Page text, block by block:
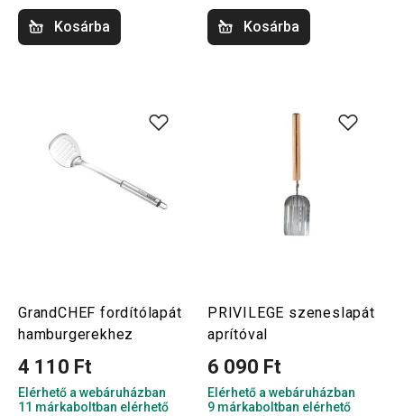
Kosárba Kosárba
GrandCHEF fordítólapát
hamburgerekhez
4 110 Ft
Elérhető a webáruházban
11 márkaboltban elérhető
PRIVILEGE szeneslapát
aprítóval
6 090 Ft
Elérhető a webáruházban
9 márkaboltban elérhető